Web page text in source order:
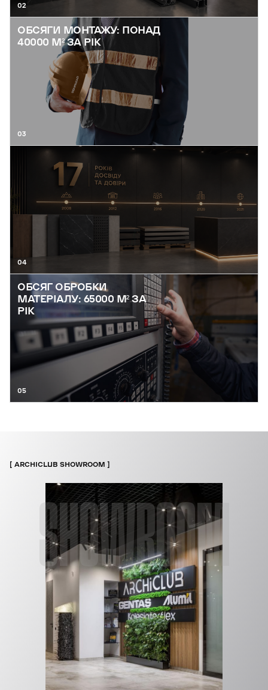
02
ОБСЯГИ МОНТАЖУ: ПОНАД
40000 М² ЗА РІК
03
04
ОБСЯГ ОБРОБКИ
МАТЕРІАЛУ: 65000 М² ЗА
РІК
05
SHOWROOM
ARCHICLUB SHOWROOM